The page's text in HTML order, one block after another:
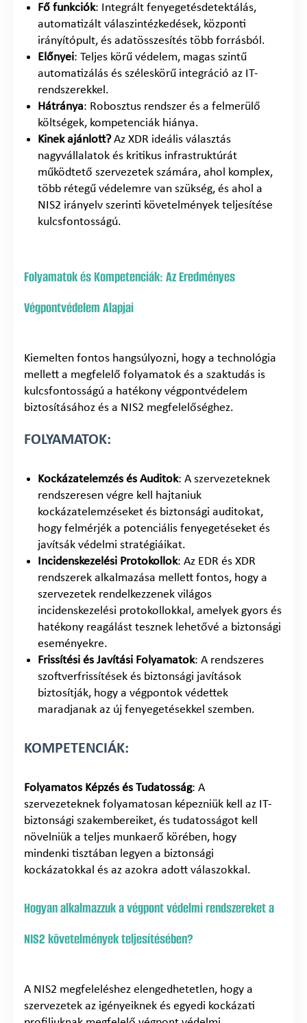
Fő funkciók: Integrált fenyegetésdetektálás,
automatizált válaszintézkedések, központi
irányítópult, és adatösszesítés több forrásból.
Előnyei: Teljes körű védelem, magas szintű
automatizálás és széleskörű integráció az IT-
rendszerekkel.
Hátránya: Robosztus rendszer és a felmerülő
költségek, kompetenciák hiánya.
Kinek ajánlott?Az XDR ideális választás
nagyvállalatok és kritikus infrastruktúrát
működtető szervezetek számára, ahol komplex,
több rétegű védelemre van szükség, és ahol a
NIS2 irányelv szerinti követelmények teljesítése
kulcsfontosságú.
Folyamatok és Kompetenciák: Az Eredményes
Végpontvédelem Alapjai
Kiemelten fontos hangsúlyozni, hogy a technológia
mellett a megfelelő folyamatok és a szaktudás is
kulcsfontosságú a hatékony végpontvédelem
biztosításához és a NIS2 megfelelőséghez.
FOLYAMATOK:
Kockázatelemzés és Auditok: A szervezeteknek
rendszeresen végre kell hajtaniuk
kockázatelemzéseket és biztonsági auditokat,
hogy felmérjék a potenciális fenyegetéseket és
javítsák védelmi stratégiáikat.
Incidenskezelési Protokollok: Az EDR és XDR
rendszerek alkalmazása mellett fontos, hogy a
szervezetek rendelkezzenek világos
incidenskezelési protokollokkal, amelyek gyors és
hatékony reagálást tesznek lehetővé a biztonsági
eseményekre.
Frissítési és Javítási Folyamatok: A rendszeres
szoftverfrissítések és biztonsági javítások
biztosítják, hogy a végpontok védettek
maradjanak az új fenyegetésekkel szemben.
KOMPETENCIÁK:
Folyamatos Képzés és Tudatosság: A
szervezeteknek folyamatosan képezniük kell az IT-
biztonsági szakembereiket, és tudatosságot kell
növelniük a teljes munkaerő körében, hogy
mindenki tisztában legyen a biztonsági
kockázatokkal és az azokra adott válaszokkal.
Hogyan alkalmazzuk a végpont védelmi rendszereket a
NIS2 követelmények teljesítésében?
A NIS2 megfeleléshez elengedhetetlen, hogy a
szervezetek az igényeiknek és egyedi kockázati